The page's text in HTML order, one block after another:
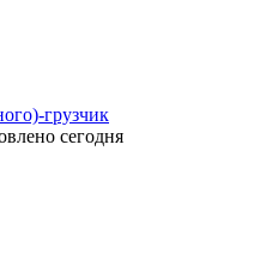
грузчик
сегодня